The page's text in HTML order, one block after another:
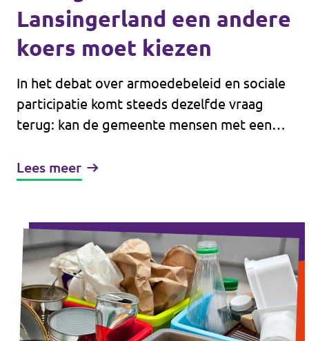
Lansingerland een andere
koers moet kiezen
In het debat over armoedebeleid en sociale
participatie komt steeds dezelfde vraag
terug: kan de gemeente mensen met een
tegenprestatie te leveren? Dit klinkt voor
Lees meer